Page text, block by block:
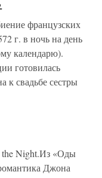
французских
г. в ночь на день
календарю).
готовилась
к свадьбе сестры
the Night.Из «Оды
Джона